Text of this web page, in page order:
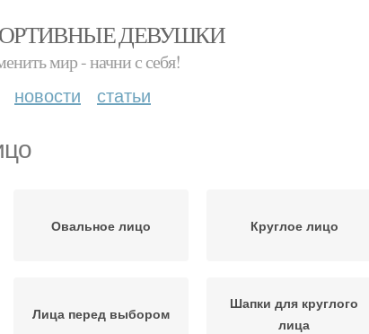
ДЕВУШКИ
мир - начни с себя!
новости статьи
Овальное лицо Круглое лицо
Лица перед выбором
Шапки для круглого
лица